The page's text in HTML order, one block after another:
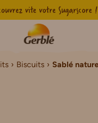
vite votre Sugarscore !
Biscuits